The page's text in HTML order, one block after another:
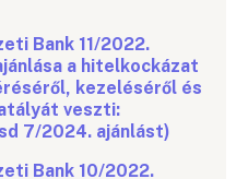
Bank 11/2022.
a hitelkockázat
kezeléséről és
veszti:
7/2024. ajánlást)
Bank 10/2022.